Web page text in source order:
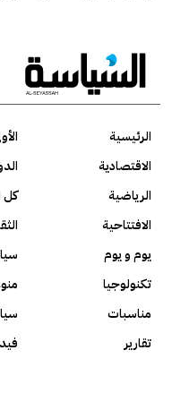
الرئيسية
الاقتصادية
الرياضية
كل
الافتتاحية
يوم و يوم
تكنولوجيا
مناسبات
تقارير